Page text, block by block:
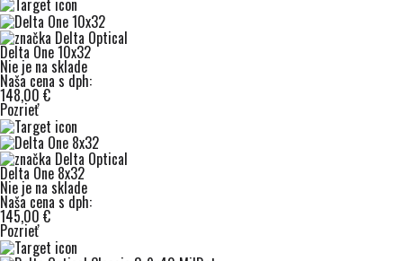
Delta One 10x32
Nie je na sklade
Naša cena s dph:
148,00 €
Pozrieť
Delta One 8x32
Nie je na sklade
Naša cena s dph:
145,00 €
Pozrieť